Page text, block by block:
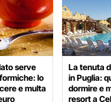
serve
lo
e multa
La tenuta
in Puglia:
dormire e
resort a